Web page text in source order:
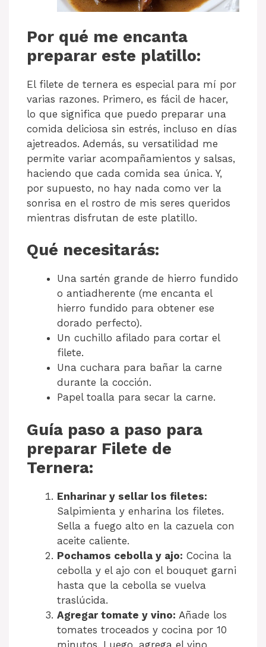
Por qué me encanta
preparar este platillo:
El filete de ternera es especial para mí por
varias razones. Primero, es fácil de hacer,
lo que significa que puedo preparar una
comida deliciosa sin estrés, incluso en días
ajetreados. Además, su versatilidad me
permite variar acompañamientos y salsas,
haciendo que cada comida sea única. Y,
por supuesto, no hay nada como ver la
sonrisa en el rostro de mis seres queridos
mientras disfrutan de este platillo.
Qué necesitarás:
Una sartén grande de hierro fundido
o antiadherente (me encanta el
hierro fundido para obtener ese
dorado perfecto).
Un cuchillo afilado para cortar el
filete.
Una cuchara para bañar la carne
durante la cocción.
Papel toalla para secar la carne.
Guía paso a paso para
preparar Filete de
Ternera:
Enharinar y sellar los filetes:
Salpimienta y enharina los filetes.
Sella a fuego alto en la cazuela con
aceite caliente.
Pochamos cebolla y ajo: Cocina la
cebolla y el ajo con el bouquet garni
hasta que la cebolla se vuelva
traslúcida.
Agregar tomate y vino: Añade los
tomates troceados y cocina por 10
minutos. Luego, agrega el vino